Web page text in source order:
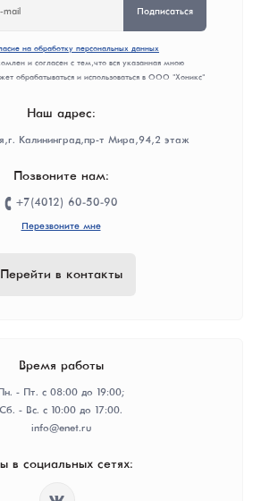
Подписаться
на обработку персональных данных
и согласен с тем, что вся указанная мною
обрабатываться и использоваться в ООО "Хоникс"
Наш адрес:
г. Калининград, пр-т Мира, 94, 2 этаж
Позвоните нам:
+7(4012) 60-50-90
Перезвоните мне
Перейти в контакты
Время работы
Пн. - Пт. с 08:00 до 19:00;
Сб. - Вс. с 10:00 до 17:00.
info@enet.ru
в социальных сетях: